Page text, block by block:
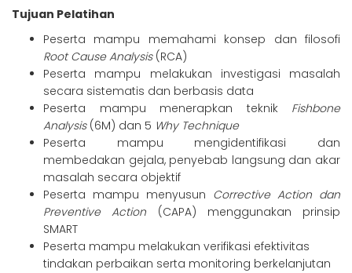
Tujuan Pelatihan
Peserta mampu memahami konsep dan filosofi
Root Cause Analysis(RCA)
Peserta mampu melakukan investigasi masalah
secara sistematis dan berbasis data
Peserta mampu menerapkan teknik Fishbone
Analysis(6M) dan 5 Why Technique
Peserta mampu mengidentifikasi dan
membedakan gejala, penyebab langsung dan akar
masalah secara objektif
Peserta mampu menyusun Corrective Action dan
Preventive Action (CAPA) menggunakan prinsip
SMART
Peserta mampu melakukan verifikasi efektivitas
tindakan perbaikan serta monitoring berkelanjutan